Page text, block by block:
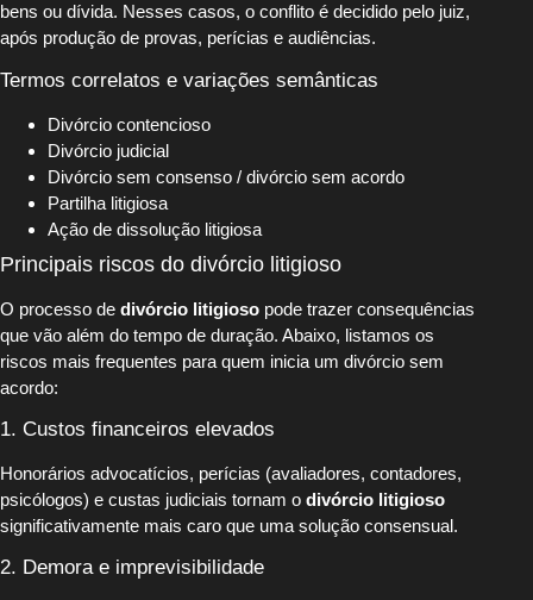
bens ou dívida. Nesses casos, o conflito é decidido pelo juiz,
após produção de provas, perícias e audiências.
Termos correlatos e variações semânticas
Divórcio contencioso
Divórcio judicial
Divórcio sem consenso / divórcio sem acordo
Partilha litigiosa
Ação de dissolução litigiosa
Principais riscos do divórcio litigioso
O processo de divórcio litigioso pode trazer consequências
que vão além do tempo de duração. Abaixo, listamos os
riscos mais frequentes para quem inicia um divórcio sem
acordo:
1. Custos financeiros elevados
Honorários advocatícios, perícias (avaliadores, contadores,
psicólogos) e custas judiciais tornam o divórcio litigioso
significativamente mais caro que uma solução consensual.
2. Demora e imprevisibilidade